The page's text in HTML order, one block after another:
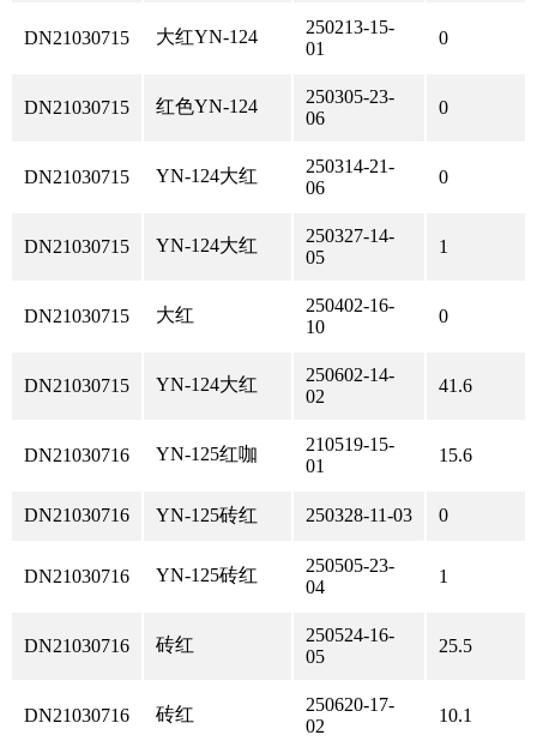
DN21030715 大红YN-124
250213-15-
01
0
DN21030715 红色YN-124
250305-23-
06
0
DN21030715 YN-124大红
250314-21-
06
0
DN21030715 YN-124大红
250327-14-
05
1
DN21030715 大红
250402-16-
10
0
DN21030715 YN-124大红
250602-14-
02
41.6
DN21030716 YN-125红咖
210519-15-
01
15.6
DN21030716 YN-125砖红 250328-11-03 0
DN21030716 YN-125砖红
250505-23-
04
1
DN21030716 砖红
250524-16-
05
25.5
DN21030716 砖红
250620-17-
02
10.1